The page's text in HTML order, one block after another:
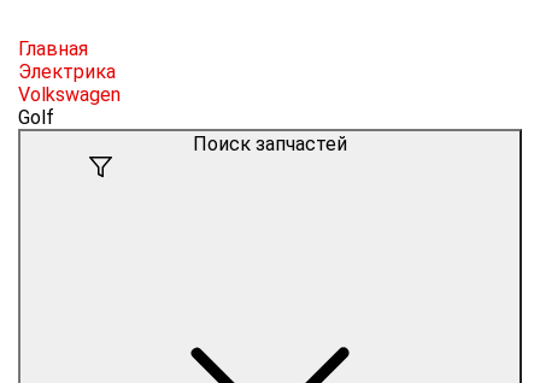
Главная
Электрика
Volkswagen
Golf
Поиск запчастей